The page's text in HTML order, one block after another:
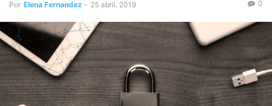
Por Elena Fernandez - 25 abril, 2019 0